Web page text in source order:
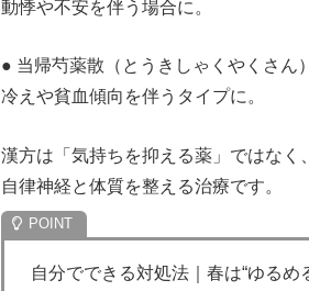
動悸や不安を伴う場合に。
● 当帰芍薬散（とうきしゃくやくさん）
冷えや貧血傾向を伴うタイプに。
漢方は「気持ちを抑える薬」ではなく、
自律神経と体質を整える治療です。
自分でできる対処法｜春は“ゆるめ